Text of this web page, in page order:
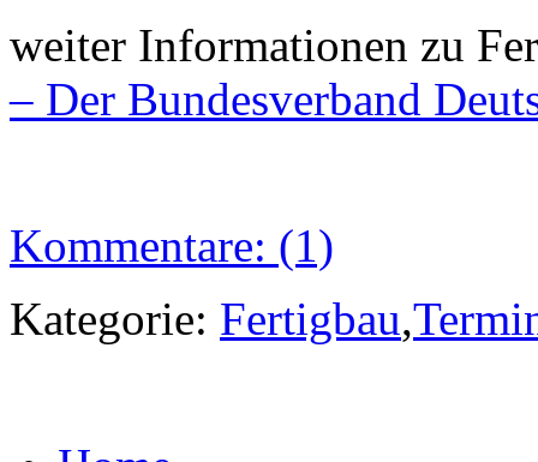
weiter Informationen zu
– Der Bundesverband
Kommentare: (1)
Kategorie: Fertigbau,